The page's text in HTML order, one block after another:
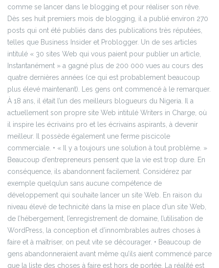
comme se lancer dans le blogging et pour réaliser son rêve.
Dès ses huit premiers mois de blogging, il a publié environ 270
posts qui ont été publiés dans des publications très réputées,
telles que Business Insider et Problogger. Un de ses articles
intitulé « 30 sites Web qui vous paient pour publier un article,
Instantanément » a gagné plus de 200 000 vues au cours des
quatre dernières années (ce qui est probablement beaucoup
plus élevé maintenant). Les gens ont commencé à le remarquer.
À 18 ans, il était l’un des meilleurs blogueurs du Nigeria. Il a
actuellement son propre site Web intitulé Writers in Charge, où
il inspire les écrivains pro et les écrivains aspirants, à devenir
meilleur. Il possède également une ferme piscicole
commerciale. • « Il y a toujours une solution à tout problème. »
Beaucoup d’entrepreneurs pensent que la vie est trop dure. En
conséquence, ils abandonnent facilement. Considérez par
exemple quelqu’un sans aucune compétence de
développement qui souhaite lancer un site Web. En raison du
niveau élevé de technicité dans la mise en place d’un site Web,
de l’hébergement, l’enregistrement de domaine, l’utilisation de
WordPress, la conception et d’innombrables autres choses à
faire et à maîtriser, on peut vite se décourager. • Beaucoup de
gens abandonneraient avant même qu’ils aient commencé parce
que la liste des choses à faire est hors de portée. La réalité est